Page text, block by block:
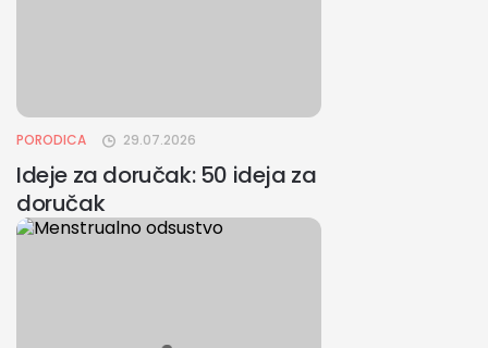
PORODICA 29.07.2026
Ideje za doručak: 50 ideja za
doručak